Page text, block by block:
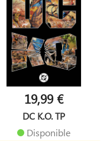
19,99 €
DC K.O. TP
Disponible